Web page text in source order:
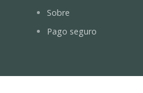
Sobre
Pago seguro